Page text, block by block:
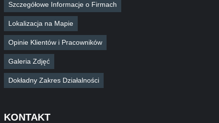
Szczegółowe Informacje o Firmach
Lokalizacja na Mapie
Opinie Klientów i Pracowników
Galeria Zdjęć
Dokładny Zakres Działalności
KONTAKT